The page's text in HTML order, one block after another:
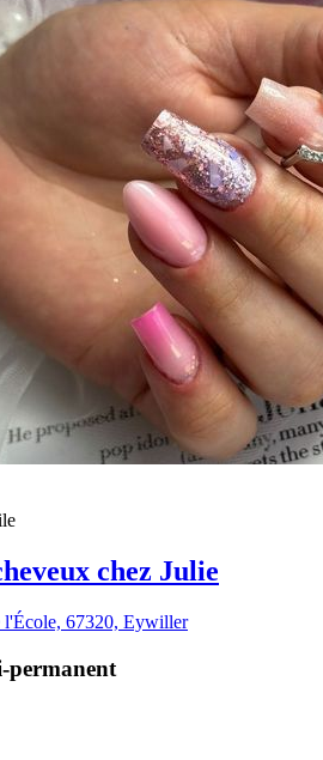
chez Julie
l'École, 67320, Eywiller
permanent